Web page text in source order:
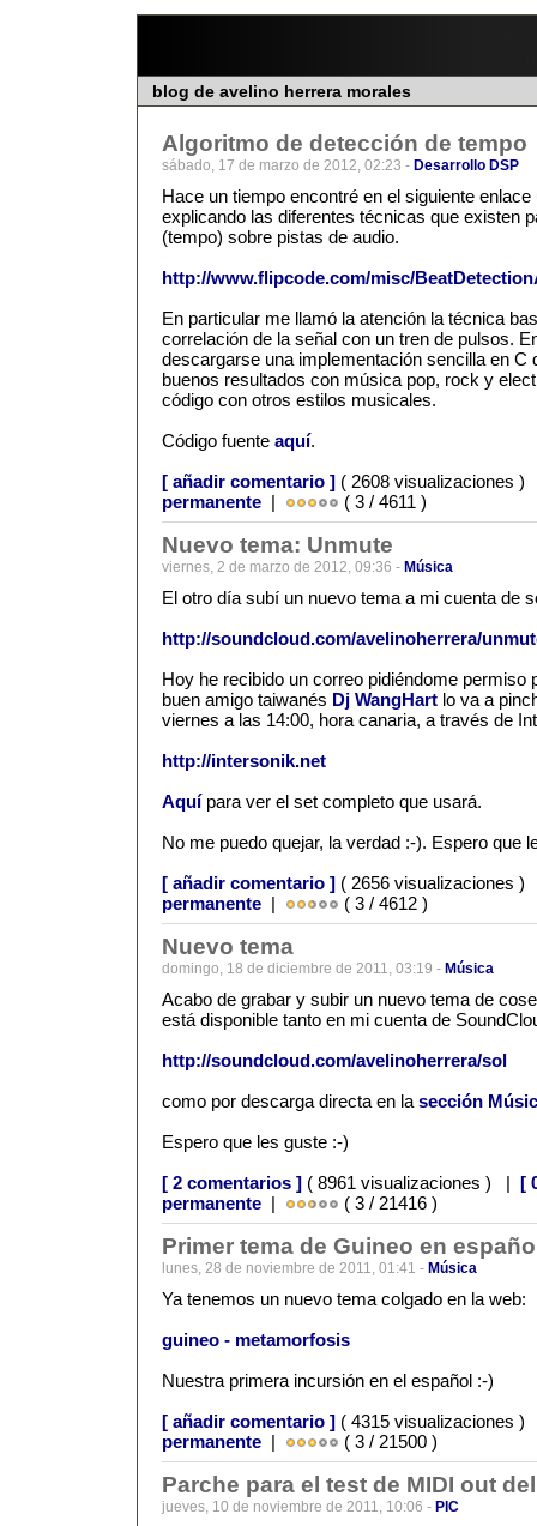
blog de avelino herrera morales
Algoritmo de detección de tempo
sábado, 17 de marzo de 2012, 02:23 - Desarrollo DSP
Hace un tiempo encontré en el siguiente
explicando las diferentes técnicas que existen
(tempo) sobre pistas de audio.
http://www.flipcode.com/misc/
En particular me llamó la atención la técnica
correlación de la señal con un tren de pulsos.
descargarse una implementación sencilla en C
buenos resultados con música pop, rock y
código con otros estilos musicales.
Código fuente aquí.
[ añadir comentario ] ( 2608 visualizaciones
permanente | ( 3 / 4611 )
Nuevo tema: Unmute
viernes, 2 de marzo de 2012, 09:36 - Música
El otro día subí un nuevo tema a mi cuenta de
http://soundcloud.com/avelinoherrera/
Hoy he recibido un correo pidiéndome permiso
buen amigo taiwanés Dj WangHart lo va a
viernes a las 14:00, hora canaria, a través de
http://intersonik.net
Aquípara ver el set completo que usará.
No me puedo quejar, la verdad :-). Espero que
[ añadir comentario ] ( 2656 visualizaciones
permanente | ( 3 / 4612 )
Nuevo tema
domingo, 18 de diciembre de 2011, 03:19 - Música
Acabo de grabar y subir un nuevo tema de
está disponible tanto en mi cuenta de
http://soundcloud.com/avelinoherrera/sol
como por descarga directa en la sección
Espero que les guste :-)
[ 2 comentarios ] ( 8961 visualizaciones ) | [
permanente | ( 3 / 21416 )
Primer tema de Guineo en
lunes, 28 de noviembre de 2011, 01:41 - Música
Ya tenemos un nuevo tema colgado en la web:
guineo - metamorfosis
Nuestra primera incursión en el español :-)
[ añadir comentario ] ( 4315 visualizaciones
permanente | ( 3 / 21500 )
Parche para el test de MIDI out
jueves, 10 de noviembre de 2011, 10:06 - PIC